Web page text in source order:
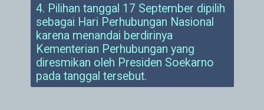
4. Pilihan tanggal 17 September dipilih
sebagai Hari Perhubungan Nasional
karena menandai berdirinya
Kementerian Perhubungan yang
diresmikan oleh Presiden Soekarno
pada tanggal tersebut.